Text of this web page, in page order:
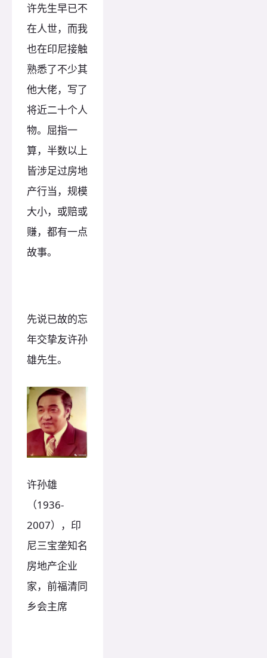
许先生早已不
在人世，而我
也在印尼接触
熟悉了不少其
他大佬，写了
将近二十个人
物。屈指一
算，半数以上
皆涉足过房地
产行当，规模
大小，或赔或
赚，都有一点
故事。
先说已故的忘
年交挚友许孙
雄先生。
许孙雄
（1936-
2007），印
尼三宝垄知名
房地产企业
家，前福清同
乡会主席